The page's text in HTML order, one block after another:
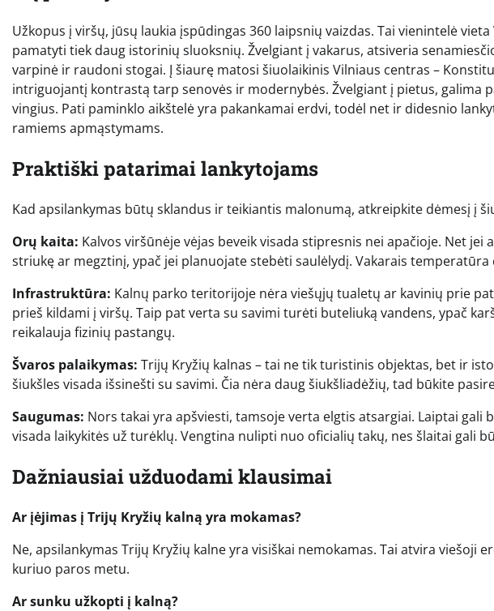
Užkopus į viršų, jūsų laukia įspūdingas 360 laipsnių vaizdas. Tai vienintelė
pamatyti tiek daug istorinių sluoksnių. Žvelgiant į vakarus, atsiveria
varpinė ir raudoni stogai. Į šiaurę matosi šiuolaikinis Vilniaus centras –
intriguojantį kontrastą tarp senovės ir modernybės. Žvelgiant į pietus, galima
vingius. Pati paminklo aikštelė yra pakankamai erdvi, todėl net ir didesnio
ramiems apmąstymams.
Praktiški patarimai lankytojams
Kad apsilankymas būtų sklandus ir teikiantis malonumą, atkreipkite dėmesį į
Orų kaita: Kalvos viršūnėje vėjas beveik visada stipresnis nei apačioje. Net
striukę ar megztinį, ypač jei planuojate stebėti saulėlydį. Vakarais
Infrastruktūra: Kalnų parko teritorijoje nėra viešųjų tualetų ar kavinių prie
prieš kildami į viršų. Taip pat verta su savimi turėti buteliuką vandens, ypač
reikalauja fizinių pastangų.
Švaros palaikymas: Trijų Kryžių kalnas – tai ne tik turistinis objektas, bet ir
šiukšles visada išsinešti su savimi. Čia nėra daug šiukšliadėžių, tad būkite
Saugumas: Nors takai yra apšviesti, tamsoje verta elgtis atsargiai. Laiptai
visada laikykitės už turėklų. Vengtina nulipti nuo oficialių takų, nes šlaitai gali
Dažniausiai užduodami klausimai
Ar įėjimas į Trijų Kryžių kalną yra mokamas?
Ne, apsilankymas Trijų Kryžių kalne yra visiškai nemokamas. Tai atvira viešoji
kuriuo paros metu.
Ar sunku užkopti į kalną?